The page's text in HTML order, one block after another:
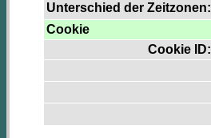
Unterschied der Zeitzonen:
Cookie
Cookie ID: